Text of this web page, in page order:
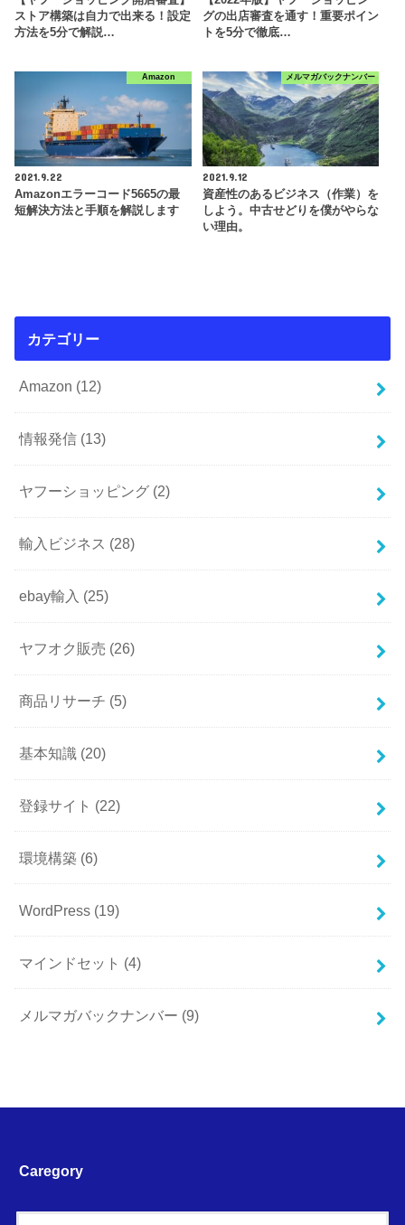
ストア構築は自力で出来る！設定
方法を5分で解説…
グの出店審査を通す！重要ポイン
トを5分で徹底…
Amazon
2021.9.22
Amazonエラーコード5665の最
短解決方法と手順を解説します
メルマガバックナンバー
2021.9.12
資産性のあるビジネス（作業）を
しよう。中古せどりを僕がやらな
い理由。
カテゴリー
Amazon (12)
情報発信 (13)
ヤフーショッピング (2)
輸入ビジネス (28)
ebay輸入 (25)
ヤフオク販売 (26)
商品リサーチ (5)
基本知識 (20)
登録サイト (22)
環境構築 (6)
WordPress (19)
マインドセット (4)
メルマガバックナンバー (9)
Caregory